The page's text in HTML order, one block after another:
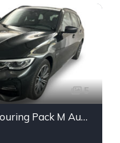
5
BMW 320 e Touring Pack M Auto